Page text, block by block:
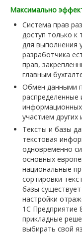
Максимально
Система прав
доступ только
для выполнения
разработчика
прав,
главным
Обмен данными
участием
Тексты и базы
текстовая
одновременно
основных
национальные
сортировки
базы
настройки
1C Предприятие
прикладные
выбирать свой